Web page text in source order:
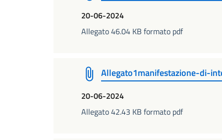
20-06-2024
Allegato 46.04 KB formato pdf
Allegato1manifestazione-di-
20-06-2024
Allegato 42.43 KB formato pdf